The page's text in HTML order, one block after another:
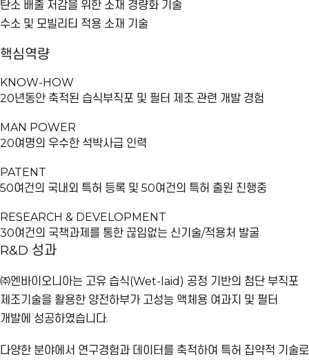
탄소 배출 저감을 위한 소재 경량화 기술
수소 및 모빌리티 적용 소재 기술
핵심역량
KNOW-HOW
20년동안 축적된 습식부직포 및 필터 제조 관련 개발 경험
MAN POWER
20여명의 우수한 석박사급 인력
PATENT
50여건의 국내외 특허 등록 및 50여건의 특허 출원 진행중
RESEARCH & DEVELOPMENT
30여건의 국책과제를 통한 끊임없는 신기술/적용처 발굴
R&D 성과
㈜엔바이오니아는 고유 습식(Wet-laid) 공정 기반의 첨단 부직포
제조기술을 활용한 양전하부가 고성능 액체용 여과지 및 필터
개발에 성공하였습니다.
다양한 분야에서 연구경험과 데이터를 축적하여 특허 집약적 기술로